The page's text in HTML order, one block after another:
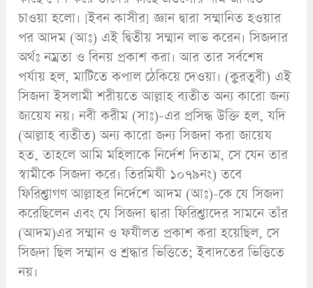
চাওয়া হলো। [ইবন কাসীর] জ্ঞান দ্বারা সম্মানিত হওয়ার
পর আদম (আঃ) এই দ্বিতীয় সম্মান লাভ করেন। সিজদার
অর্থঃ নম্রতা ও বিনয় প্রকাশ করা। আর তার সর্বশেষ
পর্যায় হল, মাটিতে কপাল ঠেকিয়ে দেওয়া। (ক্বুরতুবী) এই
সিজদা ইসলামী শরীয়তে আল্লাহ ব্যতীত অন্য কারো জন্য
জায়েয নয়। নবী করীম (সাঃ)-এর প্রসিদ্ধ উক্তি হল, যদি
(আল্লাহ ব্যতীত) অন্য কারো জন্য সিজদা করা জায়েয
হত, তাহলে আমি মহিলাকে নির্দেশ দিতাম, সে যেন তার
স্বামীকে সিজদা করে। তিরমিযী ১০৭৯নং) তবে
ফিরিশ্তাগণ আল্লাহর নির্দেশে আদম (আঃ)-কে যে সিজদা
করেছিলেন এবং যে সিজদা দ্বারা ফিরিশ্তাদের সামনে তাঁর
(আদম)এর সম্মান ও ফযীলত প্রকাশ করা হয়েছিল, সে
সিজদা ছিল সম্মান ও শ্রদ্ধার ভিত্তিতে; ইবাদতের ভিত্তিতে
নয়।